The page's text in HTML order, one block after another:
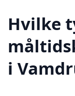
Hvilke
i